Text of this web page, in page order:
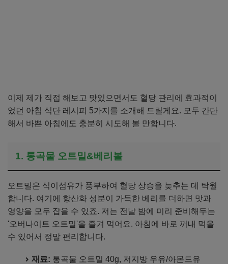
이제 제가 직접 해보고 맛있으면서도 혈당 관리에 효과적이
었던 아침 식단 레시피 5가지를 소개해 드릴게요. 모두 간단
해서 바쁜 아침에도 충분히 시도해 볼 만합니다.
1. 통곡물 오트밀&베리볼
오트밀은 식이섬유가 풍부하여 혈당 상승을 늦추는 데 탁월
합니다. 여기에 항산화 성분이 가득한 베리를 더하면 맛과
영양을 모두 잡을 수 있죠. 저는 전날 밤에 미리 준비해두는
'오버나이트 오트밀'을 즐겨 먹어요. 아침에 바로 꺼내 먹을
수 있어서 정말 편리합니다.
재료: 통곡물 오트밀 40g, 저지방 우유/아몬드유